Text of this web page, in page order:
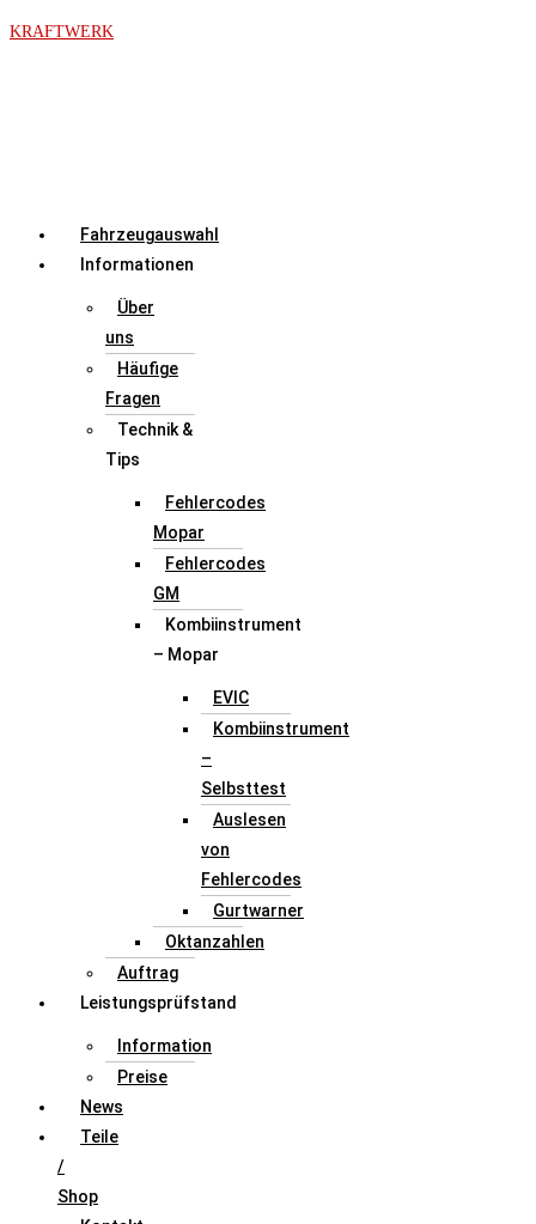
Zum
KRAFTWERK
Menü
Fahrzeugauswahl
Informationen
Über
uns
Häufige
Fragen
Technik &
Tips
Fehlercodes
Mopar
Fehlercodes
GM
Kombiinstrument
– Mopar
EVIC
Kombiinstrument
–
Selbsttest
Auslesen
von
Fehlercodes
Gurtwarner
Oktanzahlen
Auftrag
Leistungsprüfstand
Information
Preise
News
Teile
/
Shop